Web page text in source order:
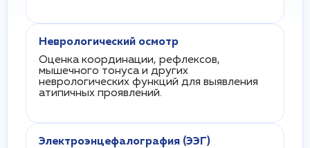
Неврологический осмотр
Оценка координации, рефлексов,
мышечного тонуса и других
неврологических функций для выявления
атипичных проявлений.
Электроэнцефалография (ЭЭГ)